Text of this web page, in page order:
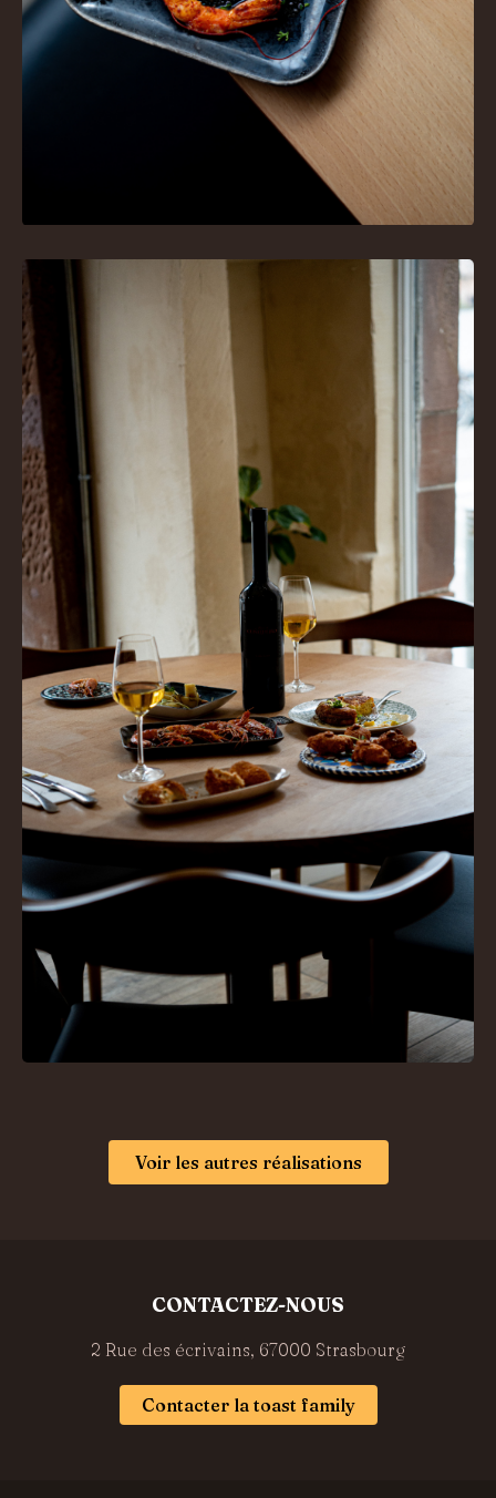
Voir les autres réalisations
CONTACTEZ-NOUS
2 Rue des écrivains, 67000 Strasbourg
Contacter la toast family